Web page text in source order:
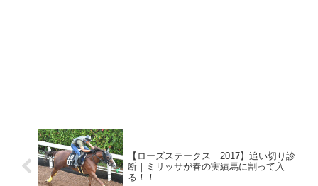
【ローズステークス 2017】追い切り診
断｜ミリッサが春の実績馬に割って入
る！！